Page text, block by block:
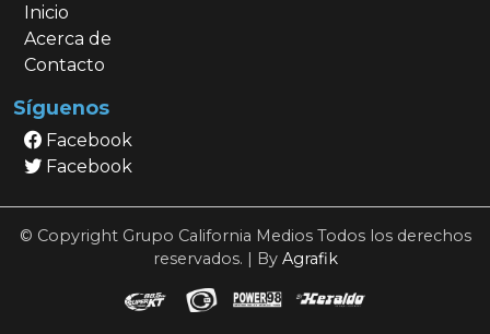
Inicio
Acerca de
Contacto
Síguenos
Facebook
Facebook
© Copyright Grupo California Medios Todos los derechos
reservados. | By Agrafik